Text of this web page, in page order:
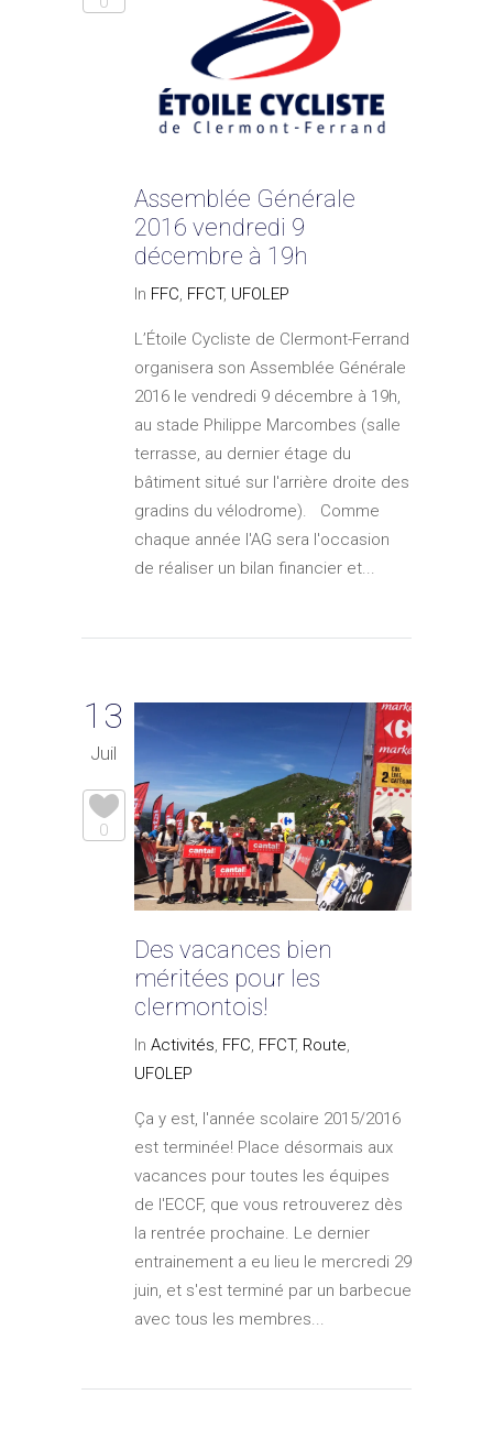
Assemblée Générale
2016 vendredi 9
décembre à 19h
In FFC, FFCT, UFOLEP
L’Étoile Cycliste de Clermont-Ferrand
organisera son Assemblée Générale
2016 le vendredi 9 décembre à 19h,
au stade Philippe Marcombes (salle
terrasse, au dernier étage du
bâtiment situé sur l'arrière droite des
gradins du vélodrome). Comme
chaque année l'AG sera l'occasion
de réaliser un bilan financier et...
13
Juil
0
Des vacances bien
méritées pour les
clermontois!
In Activités, FFC, FFCT, Route,
UFOLEP
Ça y est, l'année scolaire 2015/2016
est terminée! Place désormais aux
vacances pour toutes les équipes
de l'ECCF, que vous retrouverez dès
la rentrée prochaine. Le dernier
entrainement a eu lieu le mercredi 29
juin, et s'est terminé par un barbecue
avec tous les membres...